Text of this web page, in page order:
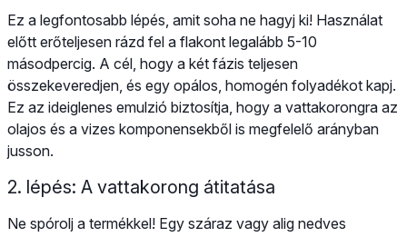
Ez a legfontosabb lépés, amit soha ne hagyj ki! Használat
előtt erőteljesen rázd fel a flakont legalább 5-10
másodpercig. A cél, hogy a két fázis teljesen
összekeveredjen, és egy opálos, homogén folyadékot kapj.
Ez az ideiglenes emulzió biztosítja, hogy a vattakorongra az
olajos és a vizes komponensekből is megfelelő arányban
jusson.
2. lépés: A vattakorong átitatása
Ne spórolj a termékkel! Egy száraz vagy alig nedves